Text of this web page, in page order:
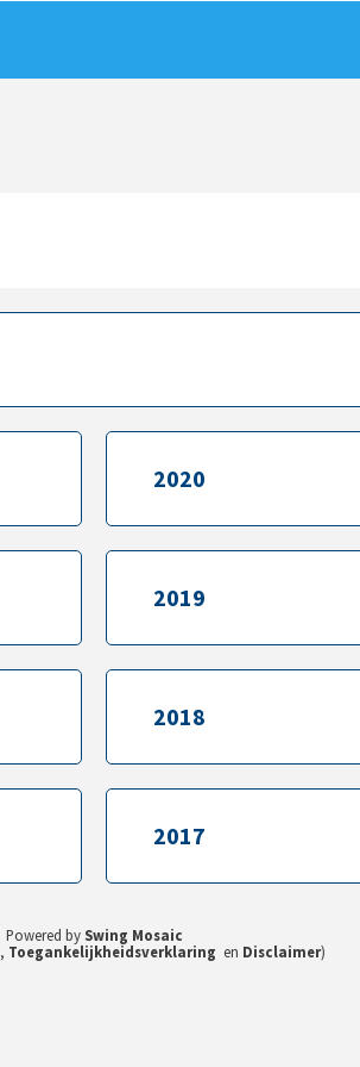
2020
2019
2018
2017
Powered by Swing Mosaic
, Toegankelijkheidsverklaring en Disclaimer)